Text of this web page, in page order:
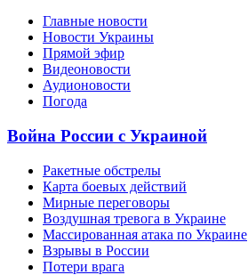
Главные новости
Новости Украины
Прямой эфир
Видеоновости
Аудионовости
Погода
Война России с Украиной
Ракетные обстрелы
Карта боевых действий
Мирные переговоры
Воздушная тревога в Украине
Массированная атака по Украине
Взрывы в России
Потери врага